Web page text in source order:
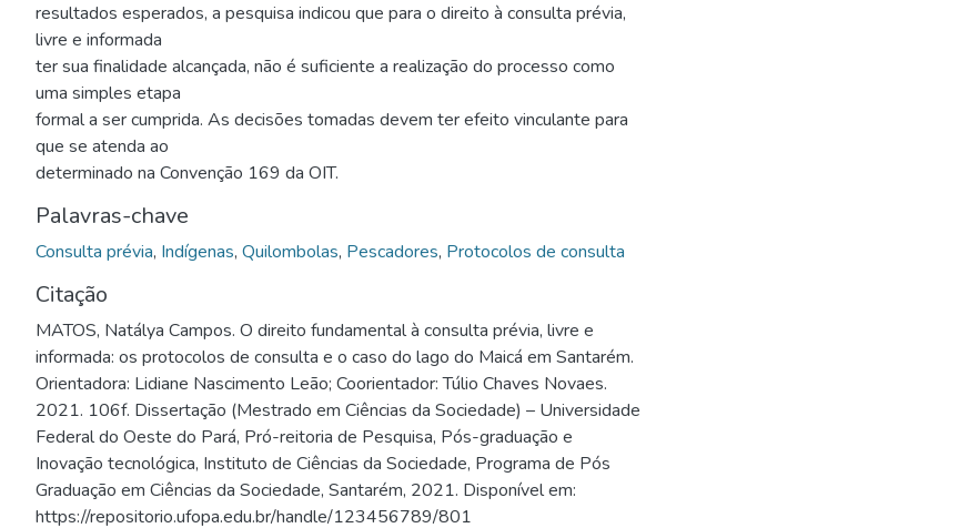
resultados esperados, a pesquisa indicou que para o direito à consulta prévia,
livre e informada
ter sua finalidade alcançada, não é suficiente a realização do processo como
uma simples etapa
formal a ser cumprida. As decisões tomadas devem ter efeito vinculante para
que se atenda ao
determinado na Convenção 169 da OIT.
Palavras-chave
Consulta prévia, Indígenas, Quilombolas, Pescadores, Protocolos de consulta
Citação
MATOS, Natálya Campos. O direito fundamental à consulta prévia, livre e
informada: os protocolos de consulta e o caso do lago do Maicá em Santarém.
Orientadora: Lidiane Nascimento Leão; Coorientador: Túlio Chaves Novaes.
2021. 106f. Dissertação (Mestrado em Ciências da Sociedade) – Universidade
Federal do Oeste do Pará, Pró-reitoria de Pesquisa, Pós-graduação e
Inovação tecnológica, Instituto de Ciências da Sociedade, Programa de Pós
Graduação em Ciências da Sociedade, Santarém, 2021. Disponível em:
https://repositorio.ufopa.edu.br/handle/123456789/801